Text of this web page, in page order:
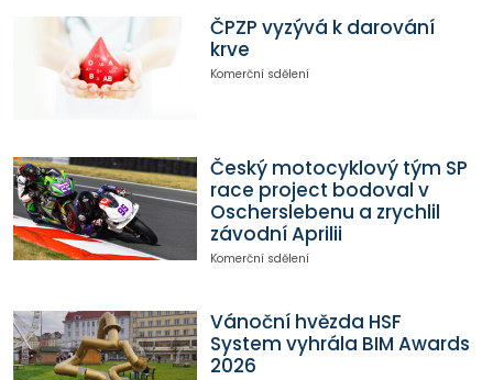
ČPZP vyzývá k darování
krve
Komerční sdělení
Český motocyklový tým SP
race project bodoval v
Oscherslebenu a zrychlil
závodní Aprilii
Komerční sdělení
Vánoční hvězda HSF
System vyhrála BIM Awards
2026